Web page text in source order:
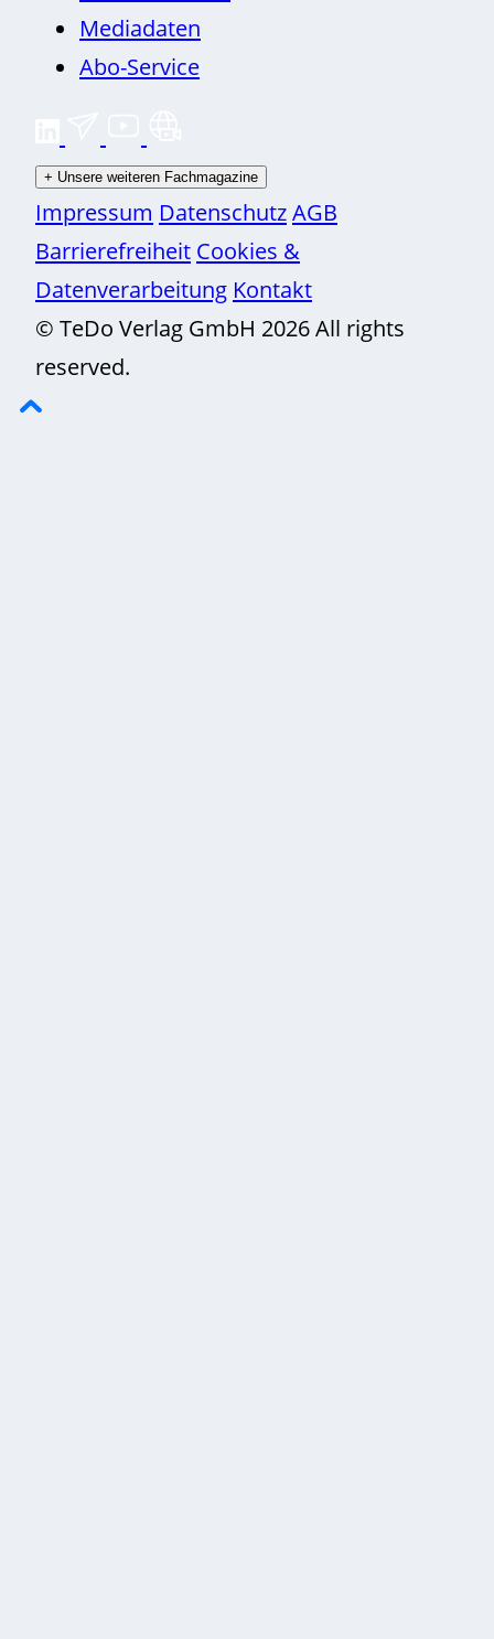
Mediadaten
Abo-Service
+ Unsere weiteren Fachmagazine
Impressum DatenschutzAGB
Barrierefreiheit Cookies &
Datenverarbeitung Kontakt
© TeDo Verlag GmbH 2026 All rights
reserved.